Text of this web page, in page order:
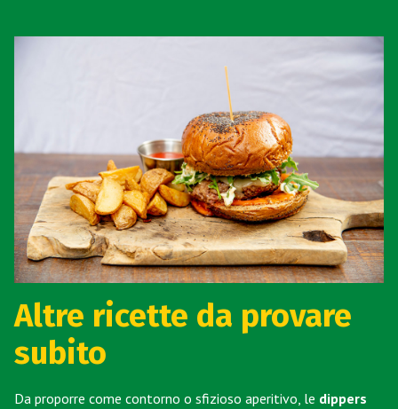
Altre ricette da provare
subito
Da proporre come contorno o sfizioso aperitivo, le dippers